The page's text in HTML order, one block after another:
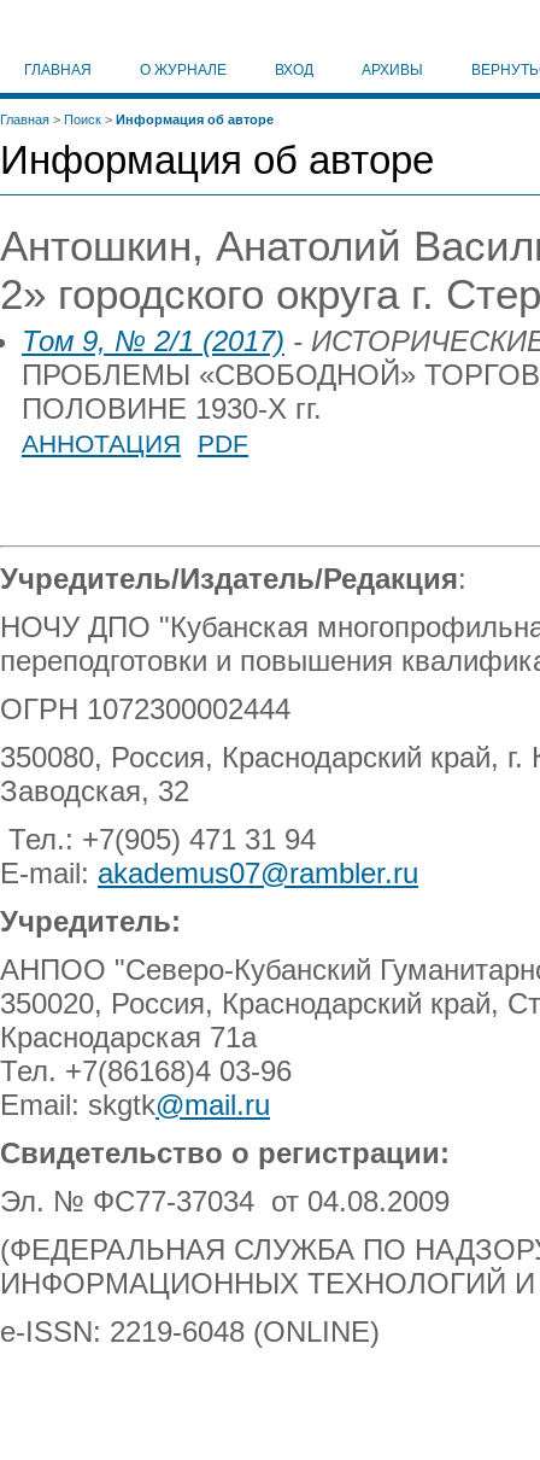
ГЛАВНАЯ О ЖУРНАЛЕ ВХОД АРХИВЫ
Главная > Поиск > Информация об авторе
Информация об авторе
Антошкин, Анатолий
2» городского округа г.
Том 9, № 2/1 (2017) -
ПРОБЛЕМЫ «СВОБОДНОЙ»
ПОЛОВИНЕ 1930-Х гг.
АННОТАЦИЯ PDF
Учредитель/Издатель/Редакция:
НОЧУ ДПО "Кубанская
переподготовки и повышения
ОГРН 1072300002444
350080, Россия, Краснодарский край,
Заводская, 32
Тел.: +7(905) 471 31 94
E-mail: akademus07@rambler.ru
Учредитель:
АНПОО "Северо-Кубанский
350020, Россия, Краснодарский край,
Краснодарская 71а
Тел. +7(86168)4 03-96
Email: skgtk@mail.ru
Свидетельство о регистрации:
Эл. № ФС77-37034 от 04.08.2009
(ФЕДЕРАЛЬНАЯ СЛУЖБА ПО
ИНФОРМАЦИОННЫХ ТЕХНОЛОГИЙ
e-ISSN: 2219-6048 (ONLINE)